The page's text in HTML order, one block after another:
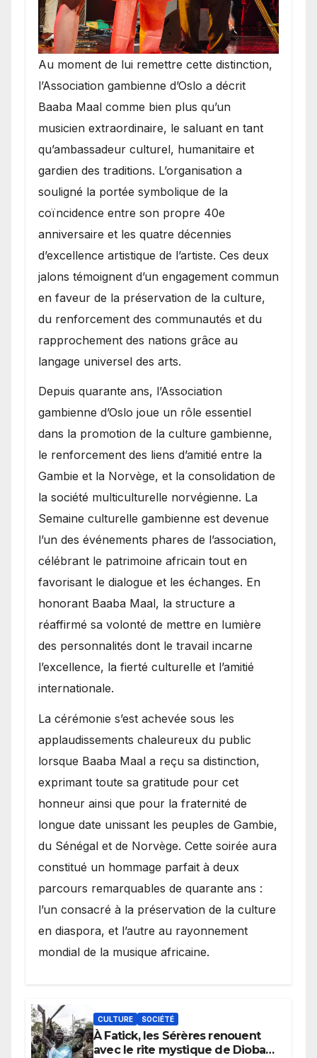
​Au moment de lui remettre cette distinction,
l’Association gambienne d’Oslo a décrit
Baaba Maal comme bien plus qu’un
musicien extraordinaire, le saluant en tant
qu’ambassadeur culturel, humanitaire et
gardien des traditions. L’organisation a
souligné la portée symbolique de la
coïncidence entre son propre 40e
anniversaire et les quatre décennies
d’excellence artistique de l’artiste. Ces deux
jalons témoignent d’un engagement commun
en faveur de la préservation de la culture,
du renforcement des communautés et du
rapprochement des nations grâce au
langage universel des arts.
​Depuis quarante ans, l’Association
gambienne d’Oslo joue un rôle essentiel
dans la promotion de la culture gambienne,
le renforcement des liens d’amitié entre la
Gambie et la Norvège, et la consolidation de
la société multiculturelle norvégienne. La
Semaine culturelle gambienne est devenue
l’un des événements phares de l’association,
célébrant le patrimoine africain tout en
favorisant le dialogue et les échanges. En
honorant Baaba Maal, la structure a
réaffirmé sa volonté de mettre en lumière
des personnalités dont le travail incarne
l’excellence, la fierté culturelle et l’amitié
internationale.
​La cérémonie s’est achevée sous les
applaudissements chaleureux du public
lorsque Baaba Maal a reçu sa distinction,
exprimant toute sa gratitude pour cet
honneur ainsi que pour la fraternité de
longue date unissant les peuples de Gambie,
du Sénégal et de Norvège. Cette soirée aura
constitué un hommage parfait à deux
parcours remarquables de quarante ans :
l’un consacré à la préservation de la culture
en diaspora, et l’autre au rayonnement
mondial de la musique africaine.
CULTURE SOCIÉTÉ
À Fatick, les Sérères renouent
avec le rite mystique de Diobaye